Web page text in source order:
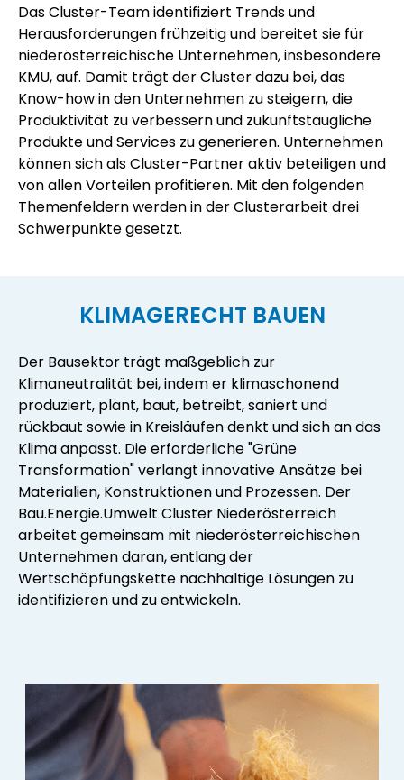
Das Cluster-Team identifiziert Trends und
Herausforderungen frühzeitig und bereitet sie für
niederösterreichische Unternehmen, insbesondere
KMU, auf. Damit trägt der Cluster dazu bei, das
Know-how in den Unternehmen zu steigern, die
Produktivität zu verbessern und zukunftstaugliche
Produkte und Services zu generieren. Unternehmen
können sich als Cluster-Partner aktiv beteiligen und
von allen Vorteilen profitieren. Mit den folgenden
Themenfeldern werden in der Clusterarbeit drei
Schwerpunkte gesetzt.
KLIMAGERECHT BAUEN
Der Bausektor trägt maßgeblich zur
Klimaneutralität bei, indem er klimaschonend
produziert, plant, baut, betreibt, saniert und
rückbaut sowie in Kreisläufen denkt und sich an das
Klima anpasst. Die erforderliche "Grüne
Transformation" verlangt innovative Ansätze bei
Materialien, Konstruktionen und Prozessen. Der
Bau.Energie.Umwelt Cluster Niederösterreich
arbeitet gemeinsam mit niederösterreichischen
Unternehmen daran, entlang der
Wertschöpfungskette nachhaltige Lösungen zu
identifizieren und zu entwickeln.